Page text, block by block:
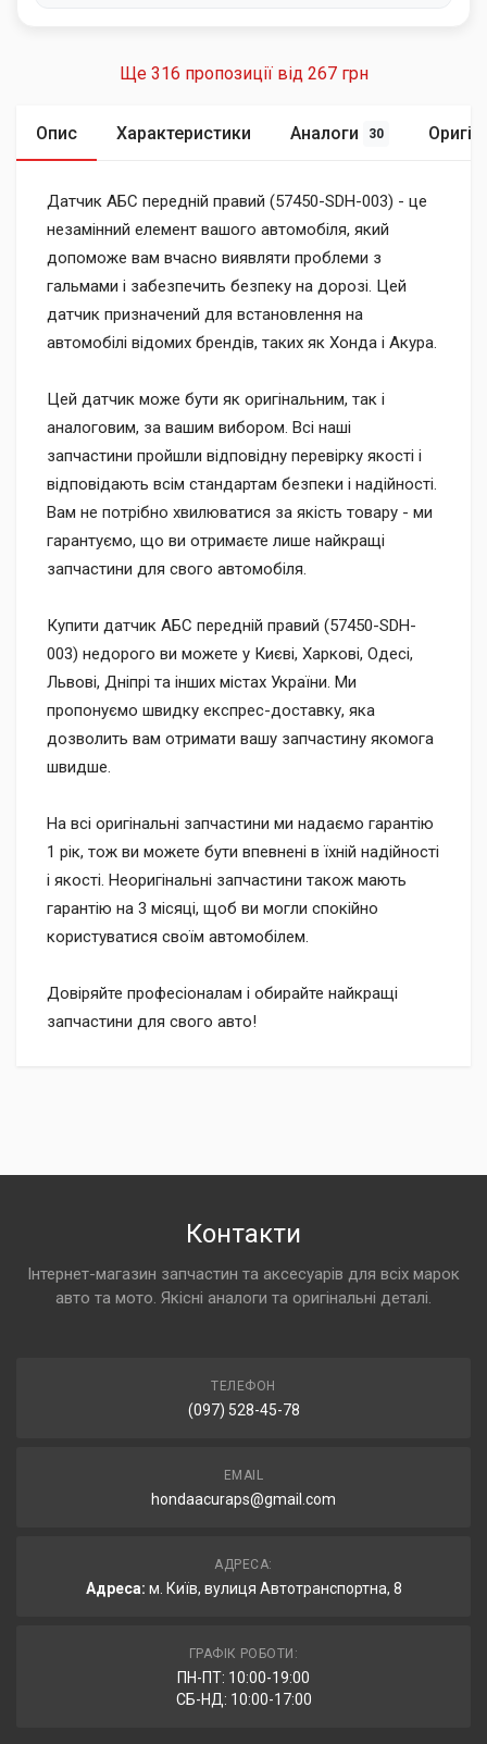
Ще 316 пропозиції від 267 грн
Опис Характеристики Аналоги 30
Датчик АБС передній правий (57450-SDH-003) - це
незамінний елемент вашого автомобіля, який
допоможе вам вчасно виявляти проблеми з
гальмами і забезпечить безпеку на дорозі. Цей
датчик призначений для встановлення на
автомобілі відомих брендів, таких як Хонда і Акура.
Цей датчик може бути як оригінальним, так і
аналоговим, за вашим вибором. Всі наші
запчастини пройшли відповідну перевірку якості і
відповідають всім стандартам безпеки і надійності.
Вам не потрібно хвилюватися за якість товару - ми
гарантуємо, що ви отримаєте лише найкращі
запчастини для свого автомобіля.
Купити датчик АБС передній правий (57450-SDH-
003) недорого ви можете у Києві, Харкові, Одесі,
Львові, Дніпрі та інших містах України. Ми
пропонуємо швидку експрес-доставку, яка
дозволить вам отримати вашу запчастину якомога
швидше.
На всі оригінальні запчастини ми надаємо гарантію
1 рік, тож ви можете бути впевнені в їхній надійності
і якості. Неоригінальні запчастини також мають
гарантію на 3 місяці, щоб ви могли спокійно
користуватися своїм автомобілем.
Довіряйте професіоналам і обирайте найкращі
запчастини для свого авто!
Контакти
Інтернет-магазин запчастин та аксесуарів для всіх марок
авто та мото. Якісні аналоги та оригінальні деталі.
ТЕЛЕФОН
(097) 528-45-78
EMAIL
hondaacuraps@gmail.com
АДРЕСА:
Адреса: м. Київ, вулиця Автотранспортна, 8
ГРАФІК РОБОТИ:
ПН-ПТ: 10:00-19:00
СБ-НД: 10:00-17:00